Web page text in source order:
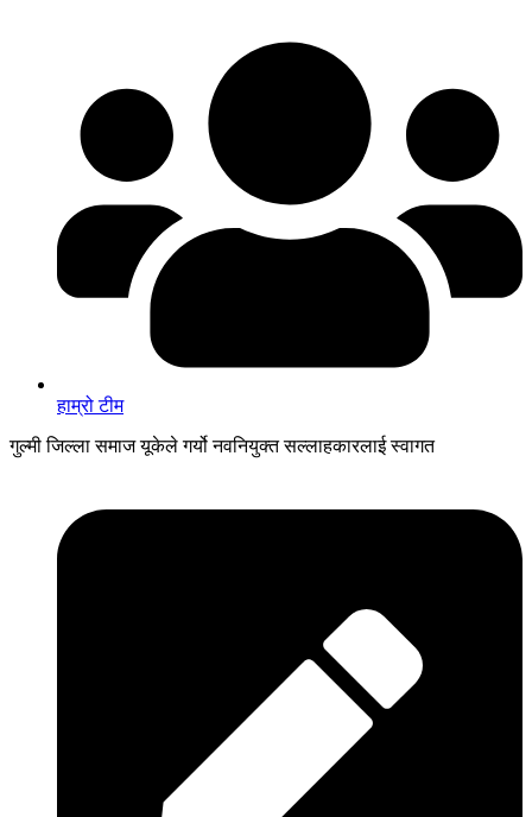
हाम्रो टीम
गुल्मी जिल्ला समाज यूकेले गर्यो नवनियुक्त सल्लाहकारलाई स्वागत